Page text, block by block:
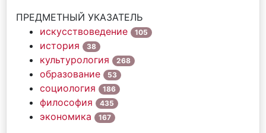
ПРЕДМЕТНЫЙ УКАЗАТЕЛЬ
искусствоведение
105
история 38
культурология 268
образование 53
социология 186
философия 435
экономика 167